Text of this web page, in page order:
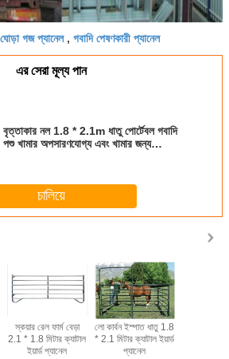
ঘোড়া গজ প্যানেল, গবাদি পেষণকারী প্যানেল
এর সেরা মূল্য পান
বৃত্তাকার নল 1.8 * 2.1m ধাতু পোর্টেবল গবাদি
পশু খামার অপসারণযোগ্য এবং খামার জন্য
চালিয়ে
স্কয়ার রেল ফার্ম বেড়া
2.1 * 1.8 মিটার ক্যাটাল
ইয়ার্ড প্যানেল
লো কার্বন ইস্পাত ধাতু 1.8
* 2.1 মিটার ক্যাটাল ইয়ার্ড
প্যানেল